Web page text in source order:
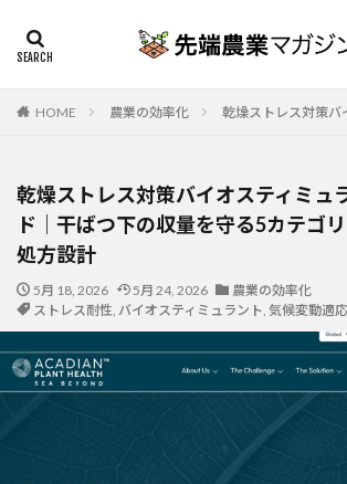
HOME 農業の効率化 乾燥ストレス対策バ
乾燥ストレス対策バイオスティミュ
ド｜干ばつ下の収量を守る5カテゴ
処方設計
5月 18, 2026 5月 24, 2026
農業の効率化
ストレス耐性, バイオスティミュラント, 気候変動適応